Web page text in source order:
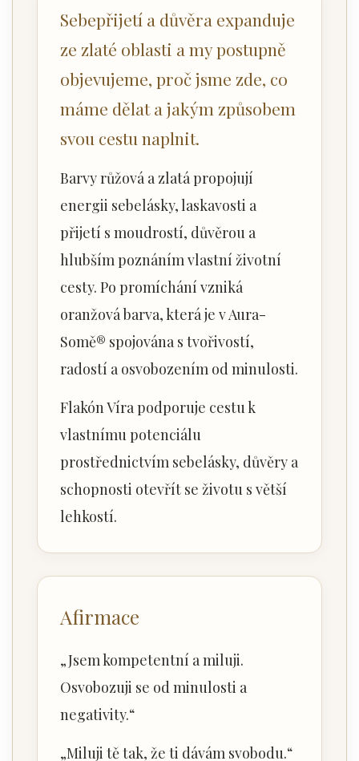
Sebepřijetí a důvěra expanduje
ze zlaté oblasti a my postupně
objevujeme, proč jsme zde, co
máme dělat a jakým způsobem
svou cestu naplnit.
Barvy růžová a zlatá propojují
energii sebelásky, laskavosti a
přijetí s moudrostí, důvěrou a
hlubším poznáním vlastní životní
cesty. Po promíchání vzniká
oranžová barva, která je v Aura-
Somě® spojována s tvořivostí,
radostí a osvobozením od minulosti.
Flakón Víra podporuje cestu k
vlastnímu potenciálu
prostřednictvím sebelásky, důvěry a
schopnosti otevřít se životu s větší
lehkostí.
Afirmace
„Jsem kompetentní a miluji.
Osvobozuji se od minulosti a
negativity.“
„Miluji tě tak, že ti dávám svobodu.“